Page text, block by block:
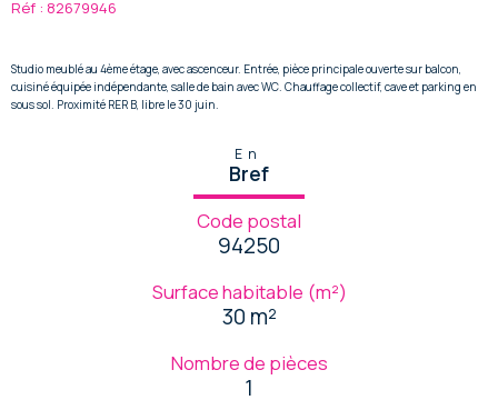
Réf : 82679946
Studio meublé au 4ème étage, avec ascenceur. Entrée, pièce principale ouverte sur balcon,
cuisiné équipée indépendante, salle de bain avec WC. Chauffage collectif, cave et parking en
sous sol. Proximité RER B, libre le 30 juin.
En
Bref
Code postal
94250
Surface habitable (m²)
30 m²
Nombre de pièces
1